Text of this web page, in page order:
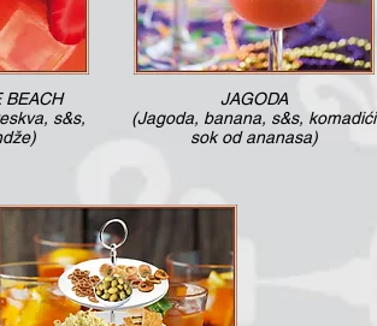
BEACH
s&s,
JAGODA
(Jagoda, banana, s&s, komadići
sok od ananasa)